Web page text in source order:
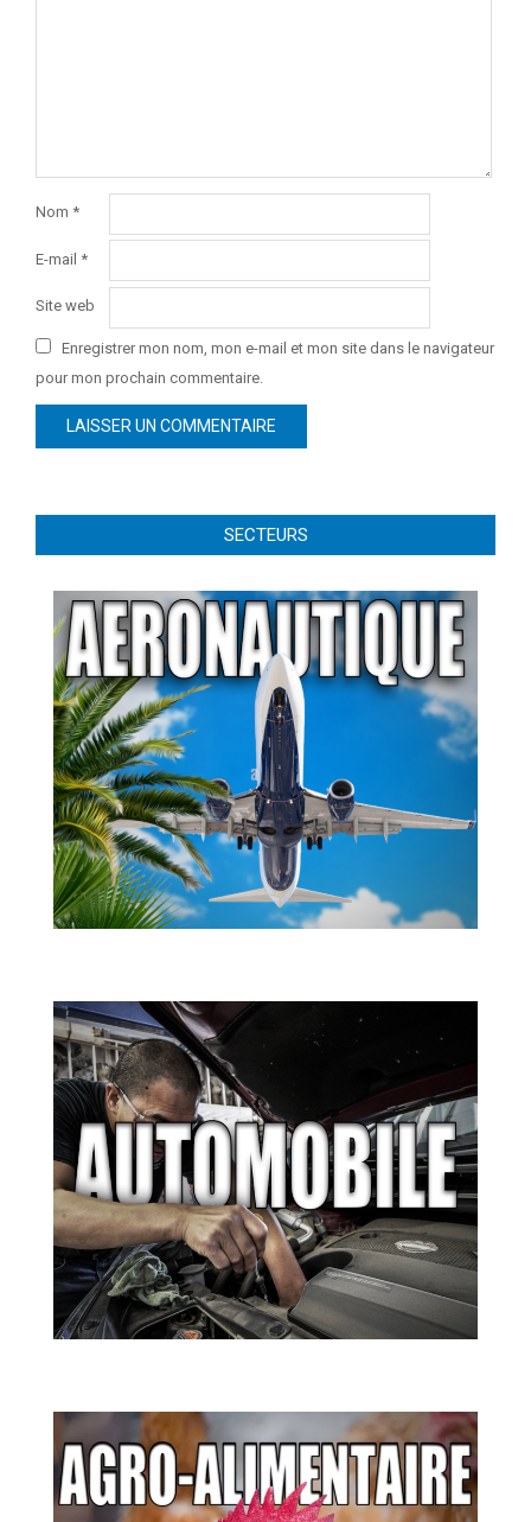
Nom *
E-mail *
Site web
Enregistrer mon nom, mon e-mail et mon site dans le navigateur
pour mon prochain commentaire.
SECTEURS